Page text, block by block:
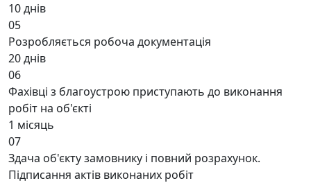
10 днів
05
Розробляється робоча документація
20 днів
06
Фахівці з благоустрою приступають до виконання
робіт на об'єкті
1 місяць
07
Здача об'єкту замовнику і повний розрахунок.
Підписання актів виконаних робіт